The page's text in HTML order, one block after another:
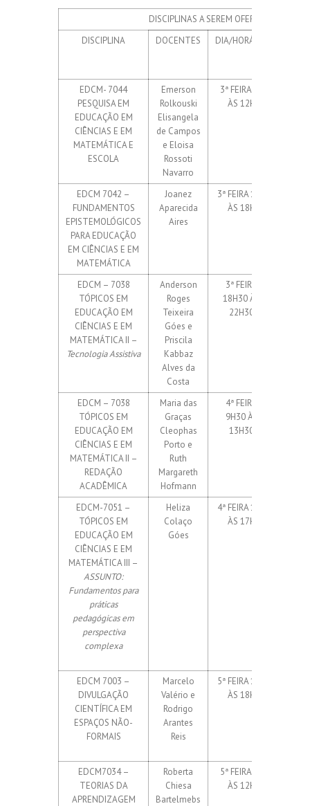
DISCIPLINAS A SEREM OFERTADAS – 1º
DISCIPLINA
DOCENTES DIA/HORÁRIO
EDCM- 7044
PESQUISA EM
EDUCAÇÃO EM
CIÊNCIAS E EM
MATEMÁTICA E
ESCOLA
Emerson
Rolkouski
Elisangela
de Campos
e Eloisa
Rossoti
Navarro
3ª FEIRA 8H
ÀS 12H
EDCM 7042 –
FUNDAMENTOS
EPISTEMOLÓGICOS
PARA EDUCAÇÃO
EM CIÊNCIAS E EM
MATEMÁTICA
Joanez
Aparecida
Aires
3ª FEIRA 14H
ÀS 18H
EDCM – 7038
TÓPICOS EM
EDUCAÇÃO EM
CIÊNCIAS E EM
MATEMÁTICA II –
Tecnologia Assistiva
Anderson
Roges
Teixeira
Góes e
Priscila
Kabbaz
Alves da
Costa
3ª FEIRA
18H30 ÀS
22H30
EDCM – 7038
TÓPICOS EM
EDUCAÇÃO EM
CIÊNCIAS E EM
MATEMÁTICA II –
REDAÇÃO
ACADÊMICA
Maria das
Graças
Cleophas
Porto e
Ruth
Margareth
Hofmann
4ª FEIRA
9H30 ÀS
13H30
EDCM-7051 –
TÓPICOS EM
EDUCAÇÃO EM
CIÊNCIAS E EM
MATEMÁTICA III –
ASSUNTO:
Fundamentos para
práticas
pedagógicas em
perspectiva
complexa
Heliza
Colaço
Góes
4ª FEIRA 14H
ÀS 17H
EDCM 7003 –
DIVULGAÇÃO
CIENTÍFICA EM
ESPAÇOS NÃO-
FORMAIS
Marcelo
Valério e
Rodrigo
Arantes
Reis
5ª FEIRA 14H
ÀS 18H
EDCM7034 –
TEORIAS DA
APRENDIZAGEM
Roberta
Chiesa
Bartelmebs
5ª FEIRA 8H
ÀS 12H